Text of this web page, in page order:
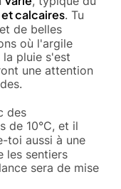
calcaires. Tu
et de belles
où l'argile
pluie s'est
une attention
des
de 10°C, et il
toi aussi à une
les sentiers
sera de mise